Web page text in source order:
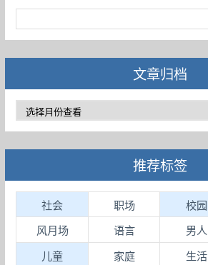
文章归档
推荐标签
社会 职场 校园
风月场 语言 男人
儿童 家庭 生活